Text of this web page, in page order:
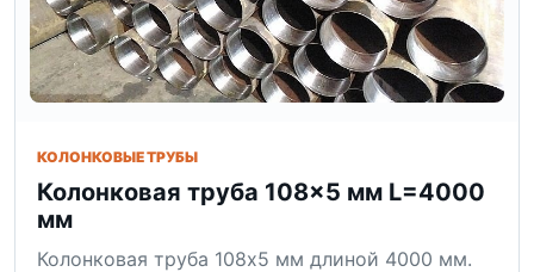
КОЛОНКОВЫЕ ТРУБЫ
Колонковая труба 108×5 мм L=4000
мм
Колонковая труба 108x5 мм длиной 4000 мм.